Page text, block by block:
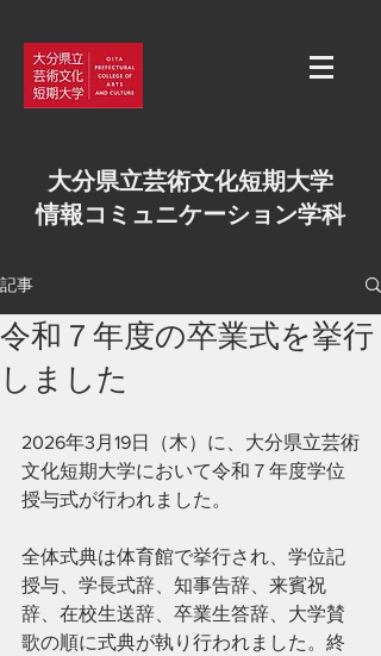
大分県立芸術文化短期大学
情報コミュニケーション学科
記事
令和７年度の卒業式を挙行
しました
2026年3月19日（木）に、大分県立芸術
文化短期大学において令和７年度学位
授与式が行われました。
全体式典は体育館で挙行され、学位記
授与、学長式辞、知事告辞、来賓祝
辞、在校生送辞、卒業生答辞、大学賛
歌の順に式典が執り行われました。終